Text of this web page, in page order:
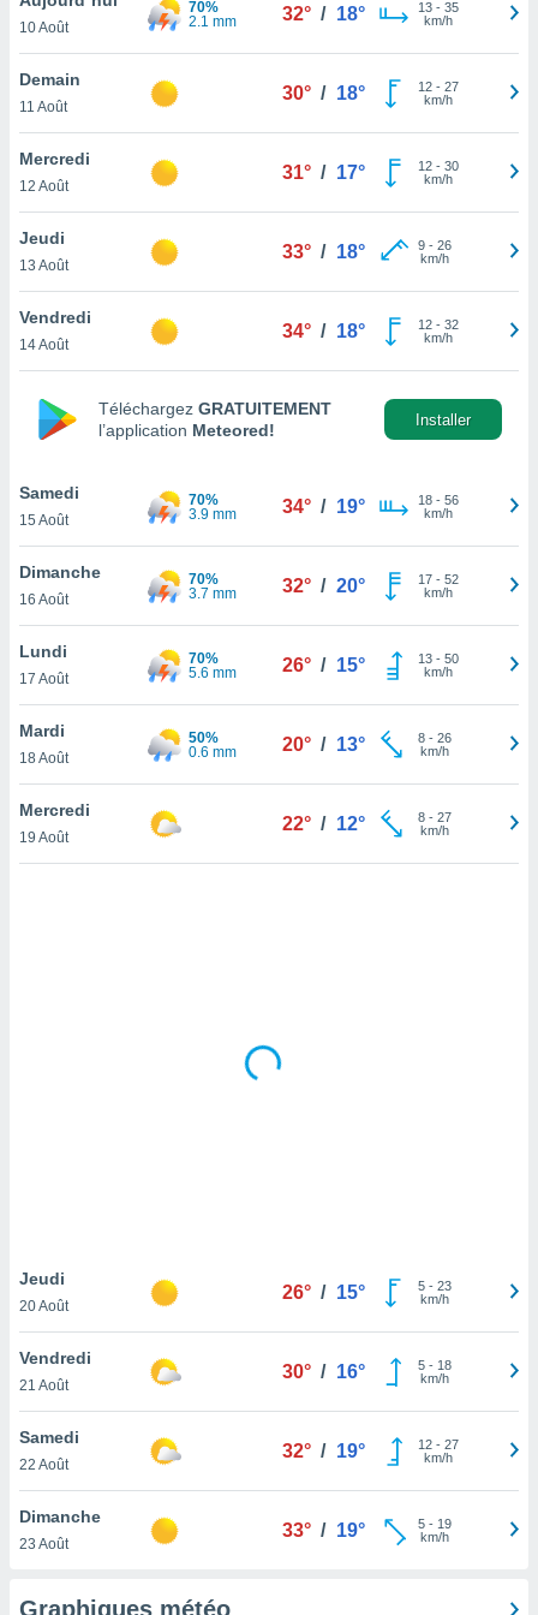
et
»,
au
vous
qu'ils
ou
le
ainsi
un
la
du
votre
à
en
le
notre
que
et que
10 Août
70%
2.1 mm
32° / 18° 13- 35
km/h
Demain
11 Août
30° / 18° 12- 27
km/h
Mercredi
12 Août
31° / 17° 12- 30
km/h
Jeudi
13 Août
33° / 18° 9- 26
km/h
Vendredi
14 Août
34° / 18° 12- 32
km/h
Téléchargez GRATUITEMENT
l’application Meteored!
Installer
Samedi
15 Août
70%
3.9 mm
34° / 19° 18- 56
km/h
Dimanche
16 Août
70%
3.7 mm
32° / 20° 17- 52
km/h
Lundi
17 Août
70%
5.6 mm
26° / 15° 13- 50
km/h
Mardi
18 Août
50%
0.6 mm
20° / 13° 8- 26
km/h
Mercredi
19 Août
22° / 12° 8- 27
km/h
Jeudi
20 Août
26° / 15° 5- 23
km/h
Vendredi
21 Août
30° / 16° 5- 18
km/h
Samedi
22 Août
32° / 19° 12- 27
km/h
Dimanche
23 Août
33° / 19° 5- 19
km/h
Graphiques météo